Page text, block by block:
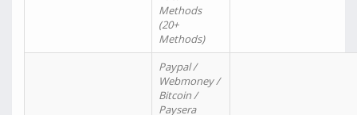
Methods
(20+
Methods)
Paypal /
Webmoney /
Bitcoin /
Paysera